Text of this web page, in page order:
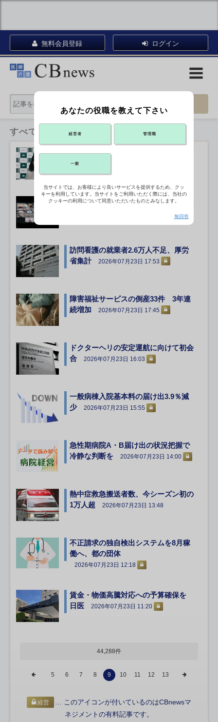
無料会員登録 ログイン
すべてのカテゴリ
日慢協、「攻めのリハビリ戦略」提言
2026年07月24日 16:25
訪問介護の包括評価 利用回数・形態
訪問看護の就業者2.6万人不足、厚労
省集計
2026年07月23日 17:53
障害福祉サービスの倒産33件 3年連
続増加
2026年07月23日 17:45
ドクターヘリの安定運航に向けて初会
合
2026年07月23日 16:03
一般病棟入院基本料の届け出3.9％減
少
2026年07月23日 15:55
急性期病院A・B届け出の状況把握で
冷静な判断を
2026年07月23日 14:00
熱中症救急搬送者数、今シーズン初の
1万人超
2026年07月23日 13:48
不正請求の独自検出システムを8月稼
働へ、都の団体
2026年07月23日 12:18
賃金・物価高騰対応への予算確保を
日医
2026年07月23日 11:20
44,288件
5 6 7 8 9 10 11 12 13
経営
… このアイコンが付いているのはCBnewsマ
ネジメントの有料記事です。
あなたの役職を教えて下さい
経営者 管理職
一般
当サイトでは、お客様により良いサービスを提供するため、クッ
キーを利用しています。当サイトをご利用いただく際には、当社の
クッキーの利用について同意いただいたものとみなします。
無回答